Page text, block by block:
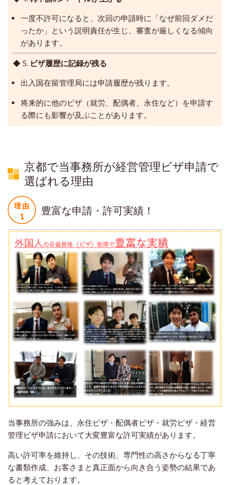
一度不許可になると、次回の申請時に「なぜ前回ダメだ
ったか」という説明責任が生じ、審査が厳しくなる傾向
があります。
◆ 5. ビザ履歴に記録が残る
出入国在留管理局には申請履歴が残ります。
将来的に他のビザ（就労、配偶者、永住など）を申請す
る際にも影響が及ぶことがあります。
京都で当事務所が経営管理ビザ申請で
選ばれる理由
豊富な申請・許可実績！
当事務所の強みは、永住ビザ・配偶者ビザ・就労ビザ・経営
管理ビザ申請において大変豊富な許可実績があります。
高い許可率を維持し、その技術、専門性の高さからなる丁寧
な書類作成、お客さまと真正面から向き合う姿勢の結果であ
ると考えております。